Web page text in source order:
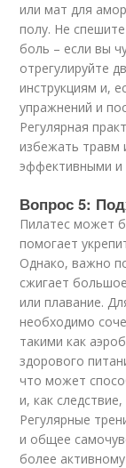
или мат для
полу. Не
боль – если вы
отрегулируйте
инструкциям и,
упражнений и
Регулярная
избежать травм
эффективными и
Вопрос 5:
Пилатес может
помогает
Однако, важно
сжигает
или плавание.
необходимо
такими как
здорового
что может
и, как
Регулярные
и общее
более